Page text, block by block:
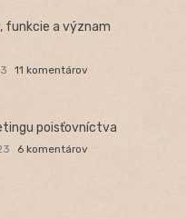
funkcie a význam
11 komentárov
poisťovníctva
6 komentárov